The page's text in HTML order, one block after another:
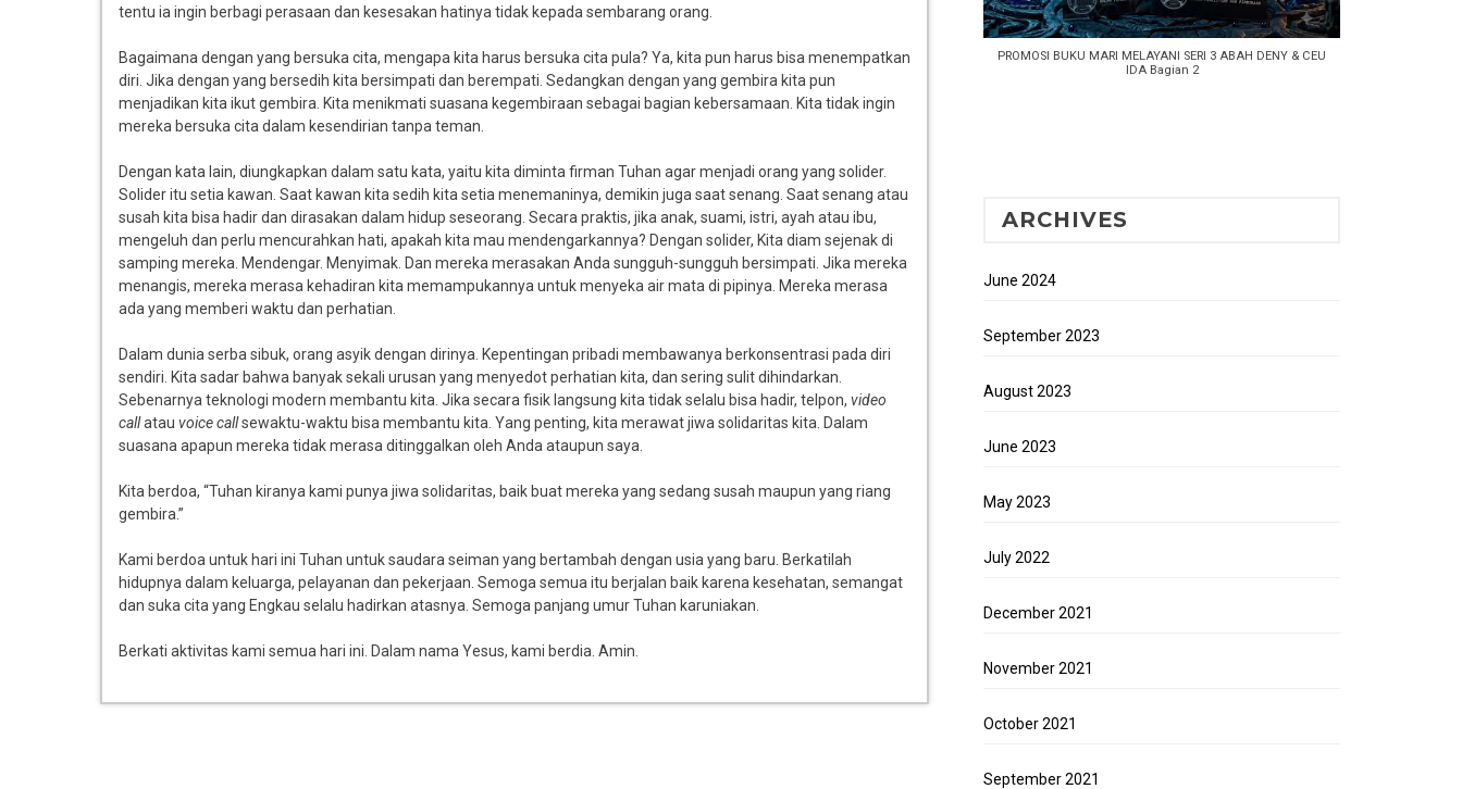
tentu ia ingin berbagi perasaan dan kesesakan hatinya tidak kepada sembarang orang.
Bagaimana dengan yang bersuka cita, mengapa kita harus bersuka cita pula? Ya, kita pun harus bisa menempatkan
diri. Jika dengan yang bersedih kita bersimpati dan berempati. Sedangkan dengan yang gembira kita pun
menjadikan kita ikut gembira. Kita menikmati suasana kegembiraan sebagai bagian kebersamaan. Kita tidak ingin
mereka bersuka cita dalam kesendirian tanpa teman.
Dengan kata lain, diungkapkan dalam satu kata, yaitu kita diminta firman Tuhan agar menjadi orang yang solider.
Solider itu setia kawan. Saat kawan kita sedih kita setia menemaninya, demikin juga saat senang. Saat senang atau
susah kita bisa hadir dan dirasakan dalam hidup seseorang. Secara praktis, jika anak, suami, istri, ayah atau ibu,
mengeluh dan perlu mencurahkan hati, apakah kita mau mendengarkannya? Dengan solider, Kita diam sejenak di
samping mereka. Mendengar. Menyimak. Dan mereka merasakan Anda sungguh-sungguh bersimpati. Jika mereka
menangis, mereka merasa kehadiran kita memampukannya untuk menyeka air mata di pipinya. Mereka merasa
ada yang memberi waktu dan perhatian.
Dalam dunia serba sibuk, orang asyik dengan dirinya. Kepentingan pribadi membawanya berkonsentrasi pada diri
sendiri. Kita sadar bahwa banyak sekali urusan yang menyedot perhatian kita, dan sering sulit dihindarkan.
Sebenarnya teknologi modern membantu kita. Jika secara fisik langsung kita tidak selalu bisa hadir, telpon, video
callatau voice callsewaktu-waktu bisa membantu kita. Yang penting, kita merawat jiwa solidaritas kita. Dalam
suasana apapun mereka tidak merasa ditinggalkan oleh Anda ataupun saya.
Kita berdoa, “Tuhan kiranya kami punya jiwa solidaritas, baik buat mereka yang sedang susah maupun yang riang
gembira.”
Kami berdoa untuk hari ini Tuhan untuk saudara seiman yang bertambah dengan usia yang baru. Berkatilah
hidupnya dalam keluarga, pelayanan dan pekerjaan. Semoga semua itu berjalan baik karena kesehatan, semangat
dan suka cita yang Engkau selalu hadirkan atasnya. Semoga panjang umur Tuhan karuniakan.
Berkati aktivitas kami semua hari ini. Dalam nama Yesus, kami berdia. Amin.
PROMOSI BUKU MARI MELAYANI SERI 3 ABAH DENY & CEU
IDA Bagian 2
ARCHIVES
June 2024
September 2023
August 2023
June 2023
May 2023
July 2022
December 2021
November 2021
October 2021
September 2021